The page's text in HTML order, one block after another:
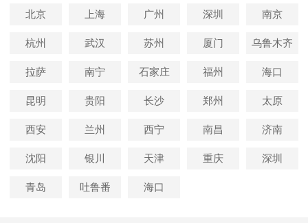
北京 上海 广州 深圳 南京
杭州 武汉 苏州 厦门 乌鲁木齐
拉萨 南宁 石家庄 福州 海口
昆明 贵阳 长沙 郑州 太原
西安 兰州 西宁 南昌 济南
沈阳 银川 天津 重庆 深圳
青岛 吐鲁番 海口